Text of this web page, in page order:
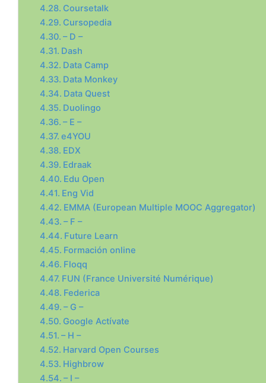
Coursetalk
Cursopedia
– D –
Dash
Data Camp
Data Monkey
Data Quest
Duolingo
– E –
e4YOU
EDX
Edraak
Edu Open
Eng Vid
EMMA (European Multiple MOOC Aggregator)
– F –
Future Learn
Formación online
Floqq
FUN (France Université Numérique)
Federica
– G –
Google Actívate
– H –
Harvard Open Courses
Highbrow
– I –